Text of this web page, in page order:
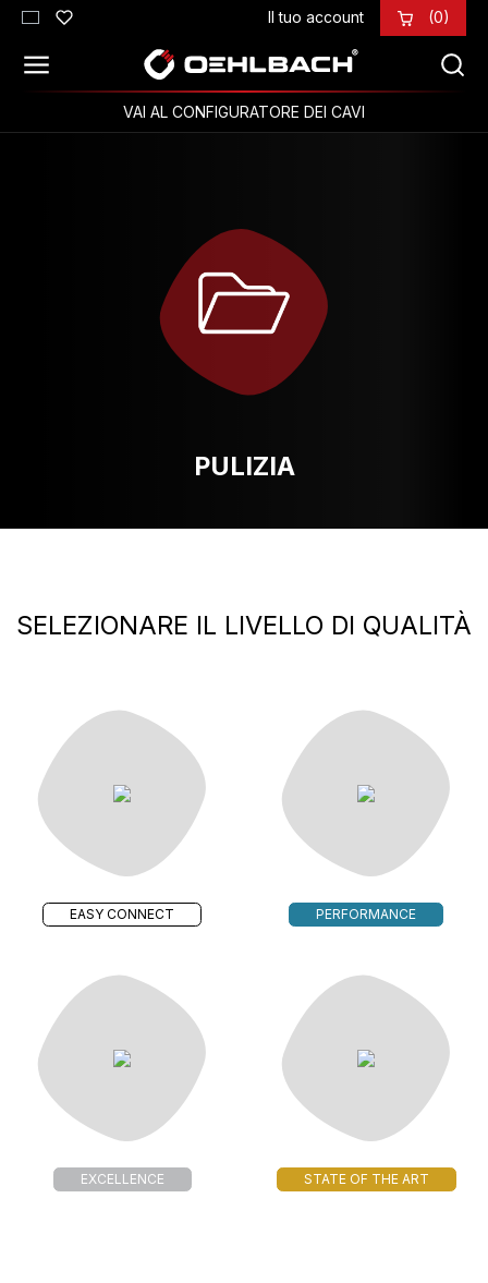
Passa al contenuto principale Il tuo account (0)
VAI AL CONFIGURATORE DEI CAVI
PULIZIA
SELEZIONARE IL LIVELLO DI QUALITÀ
EASY CONNECT PERFORMANCE
EXCELLENCE STATE OF THE ART